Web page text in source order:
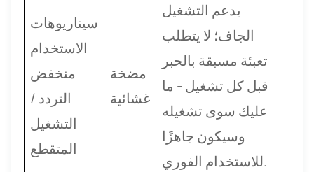
سيناريوهات
الاستخدام
منخفض
التردد /
التشغيل
المتقطع
مضخة
غشائية
يدعم التشغيل
الجاف؛ لا يتطلب
تعبئة مسبقة بالحبر
قبل كل تشغيل - ما
عليك سوى تشغيله
وسيكون جاهزًا
للاستخدام الفوري.